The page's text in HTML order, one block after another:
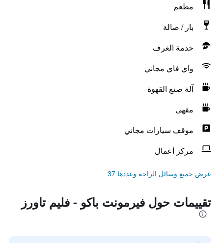
مطعم
بار / صالة
خدمة الغرف
واي فاي مجاني
آلة صنع القهوة
مقهى
موقف سيارات مجاني
مركز أعمال
عرض جميع وسائل الراحة وعددها 37
تقييمات حول فيرمونت باكو - فليم تاورز